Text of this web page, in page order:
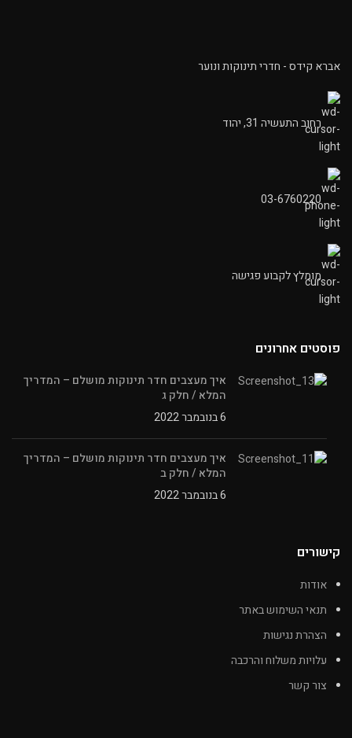
אברא קידס - חדרי תינוקות ונוער
רחוב התעשיה 31, יהוד
03-6760220
מומלץ לקבוע פגישה
פוסטים אחרונים
איך מעצבים חדר תינוקות מושלם – המדריך
המלא / חלק ג
6 בנובמבר 2022
איך מעצבים חדר תינוקות מושלם – המדריך
המלא / חלק ב
6 בנובמבר 2022
קישורים
אודות
תנאי השימוש באתר
הצהרת נגישות
עלויות משלוח והרכבה
צור קשר